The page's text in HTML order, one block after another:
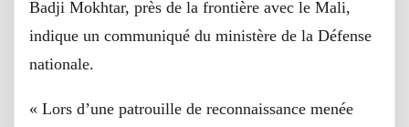
Badji Mokhtar, près de la frontière avec le Mali,
indique un communiqué du ministère de la Défense
nationale.
« Lors d’une patrouille de reconnaissance menée